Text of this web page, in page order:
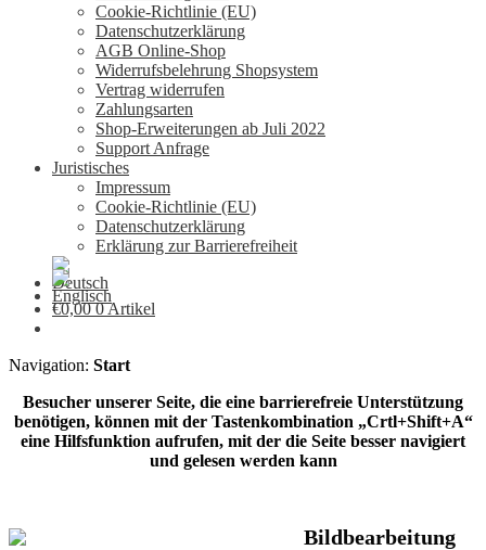
Cookie-Richtlinie (EU)
Datenschutzerklärung
AGB Online-Shop
Widerrufsbelehrung Shopsystem
Vertrag widerrufen
Zahlungsarten
Shop-Erweiterungen ab Juli 2022
Support Anfrage
Juristisches
Impressum
Cookie-Richtlinie (EU)
Datenschutzerklärung
Erklärung zur Barrierefreiheit
€0,00 0 Artikel
Navigation: Start
Besucher unserer Seite, die eine barrierefreie Unterstützung
benötigen, können mit der Tastenkombination „Crtl+Shift+A“
eine Hilfsfunktion aufrufen, mit der die Seite besser navigiert
und gelesen werden kann
Bildbearbeitung